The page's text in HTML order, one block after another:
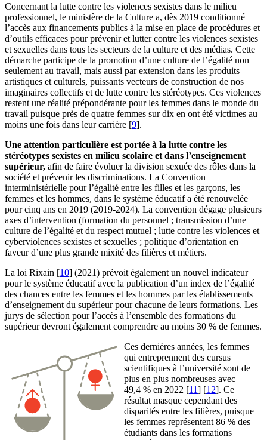
Concernant la lutte contre les violences sexistes dans le milieu
professionnel, le ministère de la Culture a, dès 2019 conditionné
l’accès aux financements publics à la mise en place de procédures et
d’outils efficaces pour prévenir et lutter contre les violences sexistes
et sexuelles dans tous les secteurs de la culture et des médias. Cette
démarche participe de la promotion d’une culture de l’égalité non
seulement au travail, mais aussi par extension dans les produits
artistiques et culturels, puissants vecteurs de construction de nos
imaginaires collectifs et de lutte contre les stéréotypes. Ces violences
restent une réalité prépondérante pour les femmes dans le monde du
travail puisque près de quatre femmes sur dix en ont été victimes au
moins une fois dans leur carrière [9].
Une attention particulière est portée à la lutte contre les
stéréotypes sexistes en milieu scolaire et dans l’enseignement
supérieur, afin de faire évoluer la division sexuée des rôles dans la
société et prévenir les discriminations. La Convention
interministérielle pour l’égalité entre les filles et les garçons, les
femmes et les hommes, dans le système éducatif a été renouvelée
pour cinq ans en 2019 (2019-2024). La convention dégage plusieurs
axes d’intervention (formation du personnel ; transmission d’une
culture de l’égalité et du respect mutuel ; lutte contre les violences et
cyberviolences sexistes et sexuelles ; politique d’orientation en
faveur d’une plus grande mixité des filières et métiers.
La loi Rixain [10] (2021) prévoit également un nouvel indicateur
pour le système éducatif avec la publication d’un index de l’égalité
des chances entre les femmes et les hommes par les établissements
d’enseignement du supérieur pour chacune de leurs formations. Les
jurys de sélection pour l’accès à l’ensemble des formations du
supérieur devront également comprendre au moins 30 % de femmes.
Ces dernières années, les femmes
qui entreprennent des cursus
scientifiques à l’université sont de
plus en plus nombreuses avec
49,4 % en 2022 [11] [12]. Ce
résultat masque cependant des
disparités entre les filières, puisque
les femmes représentent 86 % des
étudiants dans les formations